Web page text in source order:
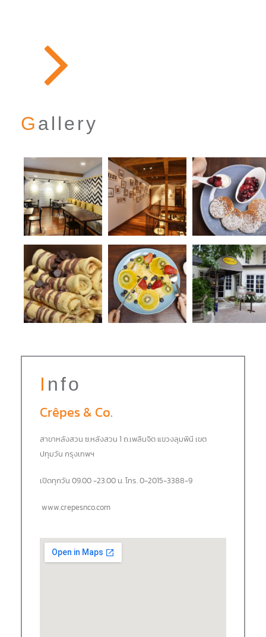
Gallery
Info
Crêpes & Co.
สาขาหลังสวน ซ.หลังสวน 1 ถ.เพลินจิต แขวงลุมพินี เขต
ปทุมวัน กรุงเทพฯ
เปิดทุกวัน 09.00 -23.00 น. โทร. 0-2015-3388-9
www.crepesnco.com